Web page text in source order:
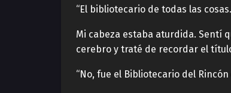
“El bibliotecario de todas las
Mi cabeza estaba aturdida. Sentí
cerebro y traté de recordar el
“No, fue el Bibliotecario del Rincón